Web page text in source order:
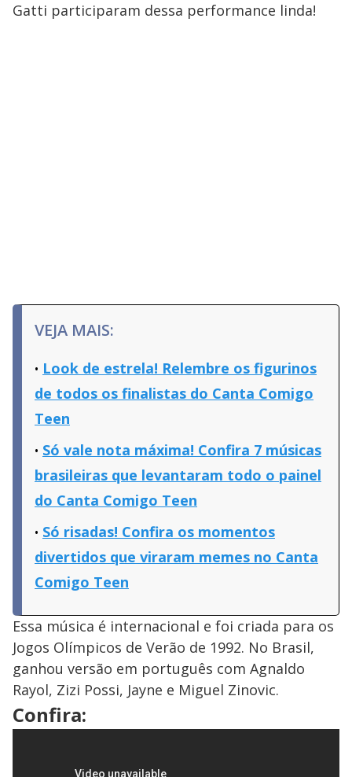
Gatti participaram dessa performance linda!
VEJA MAIS:
Look de estrela! Relembre os figurinos
de todos os finalistas do Canta Comigo
Teen
Só vale nota máxima! Confira 7 músicas
brasileiras que levantaram todo o painel
do Canta Comigo Teen
Só risadas! Confira os momentos
divertidos que viraram memes no Canta
Comigo Teen
Essa música é internacional e foi criada para os
Jogos Olímpicos de Verão de 1992. No Brasil,
ganhou versão em português com Agnaldo
Rayol, Zizi Possi, Jayne e Miguel Zinovic.
Confira: